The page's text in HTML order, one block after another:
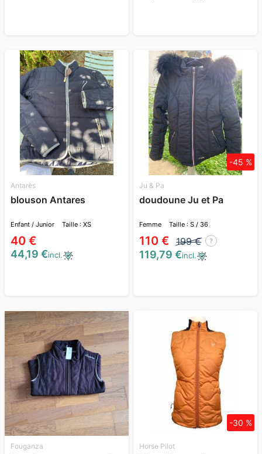
Antarès
blouson Antares
Enfant / Junior Taille : XS
40 €
44,19 €incl.
Ju & Pa
doudoune Ju et Pa
Femme Taille : S / 36
110 € 199 € ?
-45 %
119,79 €incl.
Fouganza Horse Pilot
-30 %